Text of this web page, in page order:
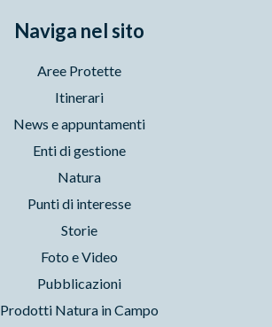
Naviga nel sito
Aree Protette
Itinerari
News e appuntamenti
Enti di gestione
Natura
Punti di interesse
Storie
Foto e Video
Pubblicazioni
Prodotti Natura in Campo